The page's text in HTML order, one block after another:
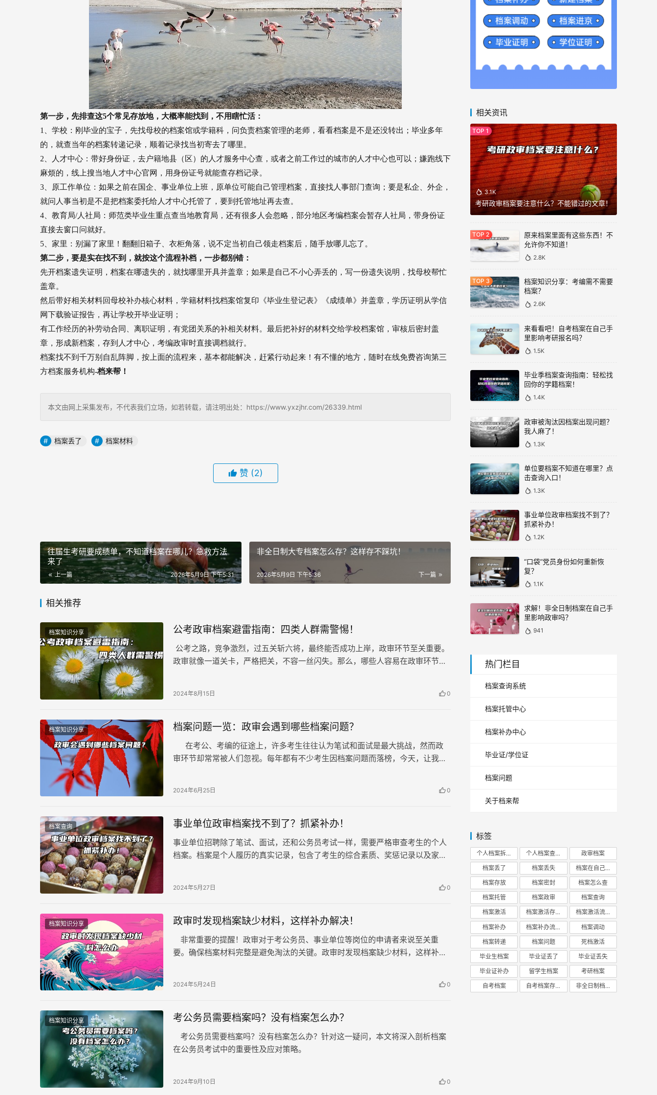
第一步，先排查这5个常见存放地，大概率能找到，不用瞎忙活：
1、学校：刚毕业的宝子，先找母校的档案馆或学籍科，问负责档案管理的老师，看看档案是不是还没转出；毕业多年
的，就查当年的档案转递记录，顺着记录找当初寄去了哪里。
2、人才中心：带好身份证，去户籍地县（区）的人才服务中心查，或者之前工作过的城市的人才中心也可以；嫌跑线下
麻烦的，线上搜当地人才中心官网，用身份证号就能查存档记录。
3、原工作单位：如果之前在国企、事业单位上班，原单位可能自己管理档案，直接找人事部门查询；要是私企、外企，
就问人事当初是不是把档案委托给人才中心托管了，要到托管地址再去查。
4、教育局/人社局：师范类毕业生重点查当地教育局，还有很多人会忽略，部分地区考编档案会暂存人社局，带身份证
直接去窗口问就好。
5、家里：别漏了家里！翻翻旧箱子、衣柜角落，说不定当初自己领走档案后，随手放哪儿忘了。
第二步，要是实在找不到，就按这个流程补档，一步都别错：
先开档案遗失证明，档案在哪遗失的，就找哪里开具并盖章；如果是自己不小心弄丢的，写一份遗失说明，找母校帮忙
盖章。
然后带好相关材料回母校补办核心材料，学籍材料找档案馆复印《毕业生登记表》《成绩单》并盖章，学历证明从学信
网下载验证报告，再让学校开毕业证明；
有工作经历的补劳动合同、离职证明，有党团关系的补相关材料。最后把补好的材料交给学校档案馆，审核后密封盖
章，形成新档案，存到人才中心，考编政审时直接调档就行。
档案找不到千万别自乱阵脚，按上面的流程来，基本都能解决，赶紧行动起来！有不懂的地方，随时在线免费咨询第三
方档案服务机构-档来帮！
本文由网上采集发布，不代表我们立场，如若转载，请注明出处：https://www.yxzjhr.com/26339.html
档案丢了 档案材料
赞 (2)
往届生考研要成绩单，不知道档案在哪儿？急救方法
来了
上一篇 2026年5月9日 下午5:31
非全日制大专档案怎么存？这样存不踩坑！
下一篇
2026年5月9日 下午5:36
相关推荐
档案知识分享 公考政审档案避雷指南：四类人群需警惕！
公考之路，竞争激烈，过五关斩六将，最终能否成功上岸，政审环节至关重要。
政审就像一道关卡，严格把关，不容一丝闪失。那么，哪些人容易在政审环节被
2024年8月15日 0
档案知识分享 档案问题一览：政审会遇到哪些档案问题？
在考公、考编的征途上，许多考生往往认为笔试和面试是最大挑战，然而政
审环节却常常被人们忽视。每年都有不少考生因档案问题而落榜，今天，让我们
2024年6月25日 0
档案查询 事业单位政审档案找不到了？抓紧补办！
事业单位招聘除了笔试、面试，还和公务员考试一样，需要严格审查考生的个人
档案。档案是个人履历的真实记录，包含了考生的综合素质、奖惩记录以及家庭
就无法顺利进行审查，可能会影响录取结果。
2024年5月27日 0
档案知识分享 政审时发现档案缺少材料，这样补办解决！
非常重要的提醒！政审对于考公务员、事业单位等岗位的申请者来说至关重
要。确保档案材料完整是避免淘汰的关键。政审时发现档案缺少材料，这样补办
2024年5月24日 0
档案知识分享 考公务员需要档案吗？没有档案怎么办？
考公务员需要档案吗？没有档案怎么办？针对这一疑问，本文将深入剖析档案
在公务员考试中的重要性及应对策略。
2024年9月10日 0
相关资讯
3.1K
考研政审档案要注意什么？不能错过的文章！
原来档案里面有这些东西！不
允许你不知道！
2.8K
档案知识分享：考编需不需要
档案？
2.6K
来看看吧！自考档案在自己手
里影响考研报名吗？
1.5K
毕业季档案查询指南：轻松找
回你的学籍档案！
1.4K
政审被淘汰因档案出现问题？
我人麻了！
1.3K
单位要档案不知道在哪里？点
击查询入口！
1.3K
事业单位政审档案找不到了？
抓紧补办！
1.2K
“口袋”党员身份如何重新恢
复？
1.1K
求解！非全日制档案在自己手
里影响政审吗？
941
热门栏目
档案查询系统
档案托管中心
档案补办中心
毕业证/学位证
档案问题
关于档来帮
标签
个人档案拆开 个人档案查询 政审档案
档案丢了 档案丢失 档案在自己手里
档案存放 档案密封 档案怎么查
档案托管 档案政审 档案查询
档案激活 档案激活存放 档案激活流程
档案补办 档案补办流程 档案调动
档案转递 档案问题 死档激活
毕业生档案 毕业证丢了 毕业证丢失
毕业证补办 留学生档案 考研档案
自考档案 自考档案存放 非全日制档案